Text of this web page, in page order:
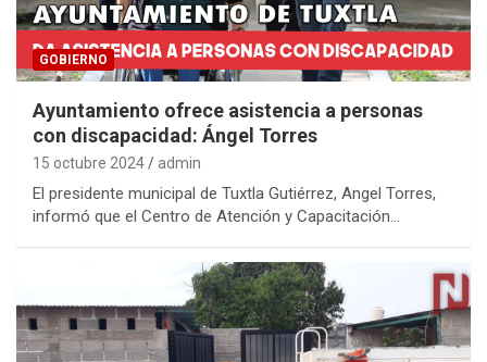
GOBIERNO
Ayuntamiento ofrece asistencia a personas
con discapacidad: Ángel Torres
15 octubre 2024 admin
El presidente municipal de Tuxtla Gutiérrez, Angel Torres,
informó que el Centro de Atención y Capacitación…